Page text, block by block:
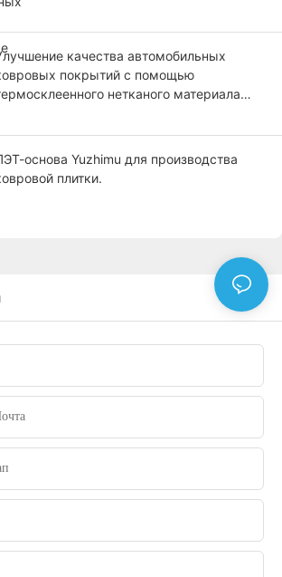
качества автомобильных
покрытий с помощью
нетканого материала
основа Yuzhimu для производства
плитки.